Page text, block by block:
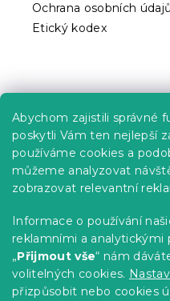
Abychom zajistili správné
poskytli Vám ten nejlepší
používáme cookies a
můžeme analyzovat
zobrazovat relevantní
Informace o používání
reklamními a analytickými
„Přijmout vše“ nám
volitelných cookies.
přizpůsobit nebo cookies
Ochrana osobních údajů
Etický kodex
Kariéra
Poptávky a B2B
Proč se u nás
Věrnostní program -
Návody
Tabulky velikostí
Blog